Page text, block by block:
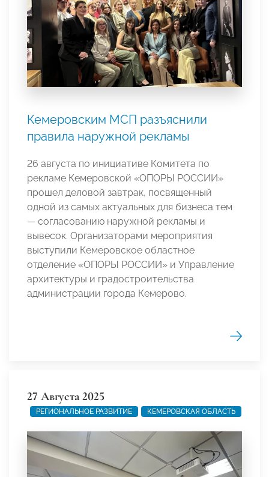
Кемеровским МСП разъяснили
правила наружной рекламы
26 августа по инициативе Комитета по
рекламе Кемеровской «ОПОРЫ РОССИИ»
прошел деловой завтрак, посвященный
одной из самых актуальных для бизнеса тем
— согласованию наружной рекламы и
вывесок. Организаторами мероприятия
выступили Кемеровское областное
отделение «ОПОРЫ РОССИИ» и Управление
архитектуры и градостроительства
администрации города Кемерово.
27 Августа 2025
РЕГИОНАЛЬНОЕ РАЗВИТИЕ КЕМЕРОВСКАЯ ОБЛАСТЬ